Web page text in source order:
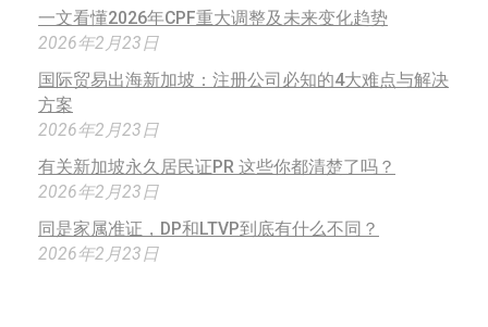
一文看懂2026年CPF重大调整及未来变化趋势
2026年2月23日
国际贸易出海新加坡：注册公司必知的4大难点与解决
方案
2026年2月23日
有关新加坡永久居民证PR 这些你都清楚了吗？
2026年2月23日
同是家属准证，DP和LTVP到底有什么不同？
2026年2月23日